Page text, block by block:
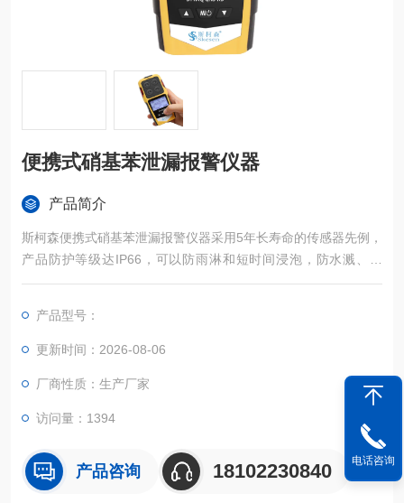
便携式硝基苯泄漏报警仪器
产品简介
斯柯森便携式硝基苯泄漏报警仪器采用5年长寿命的传感器先例，
产品防护等级达IP66，可以防雨淋和短时间浸泡，防水溅、防
尘、防爆、防震；满足本安电路设计要求，抗静电，抗电磁干
产品型号：
更新时间：2026-08-06
厂商性质：生产厂家
访问量：1394
产品咨询 18102230840 电话咨询